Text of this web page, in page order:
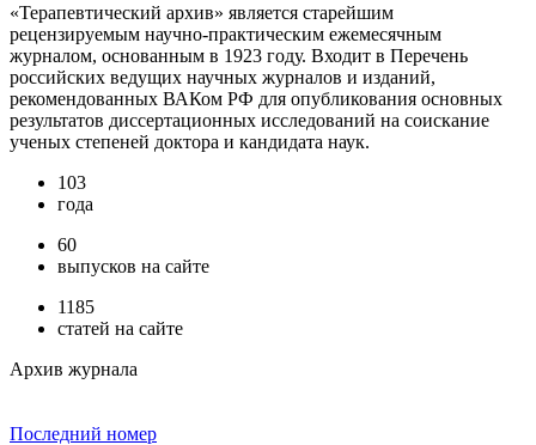
«Терапевтический архив» является старейшим
рецензируемым научно-практическим ежемесячным
журналом, основанным в 1923 году. Входит в Перечень
российских ведущих научных журналов и изданий,
рекомендованных ВАКом РФ для опубликования основных
результатов диссертационных исследований на соискание
ученых степеней доктора и кандидата наук.
103
года
60
выпусков на сайте
1185
статей на сайте
Архив журнала
Последний номер